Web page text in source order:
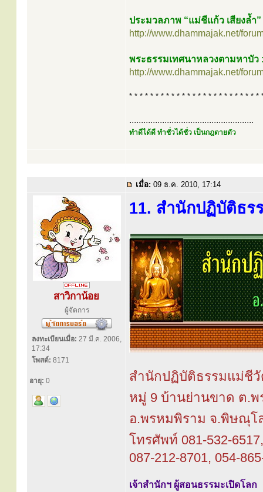
ประมวลภาพ “แม่ชีแก้ว เสียงล้ำ
http://www.dhammajak.net/
พระธรรมเทศนาหลวงตามหาบัว
http://www.dhammajak.net/
* * * * * * * * * * * * * * * * * * * * * * * * *
.....................................................
ทำดีได้ดี ทำชั่วได้ชั่ว เป็นกฎตายตัว
เมื่อ: 09 ธ.ค. 2010, 17:14
สาวิกาน้อย
ผู้จัดการ
ลงทะเบียนเมื่อ: 27 มี.ค. 2006,
17:34
โพสต์: 8171
อายุ: 0
11. สำนักปฏิบัติธ
สำนักปฏิบัติธรรมแม่ชี
หมู่ 9 บ้านย่านขาด ต.
อ.พรหมพิราม จ.พิษณุโ
โทรศัพท์ 081-532-
087-212-8701, 054-
เจ้าสำนักฯ ผู้สอนธรรมะเปิดโลก